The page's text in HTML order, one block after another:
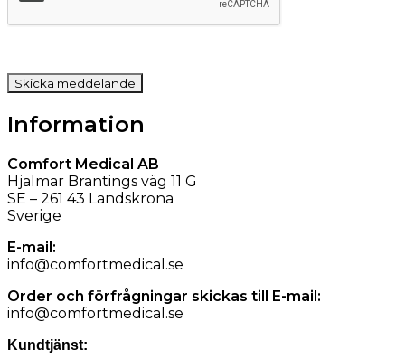
Information
Comfort Medical AB
Hjalmar Brantings väg 11 G
SE – 261 43 Landskrona
Sverige
E-mail:
info@comfortmedical.se
Order och förfrågningar skickas till E-mail:
info@comfortmedical.se
Kundtjänst: